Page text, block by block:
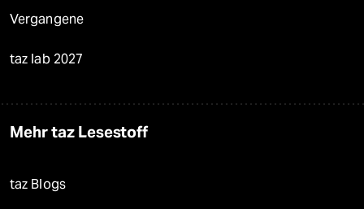
Vergangene
taz lab 2027
Mehr taz Lesestoff
taz Blogs